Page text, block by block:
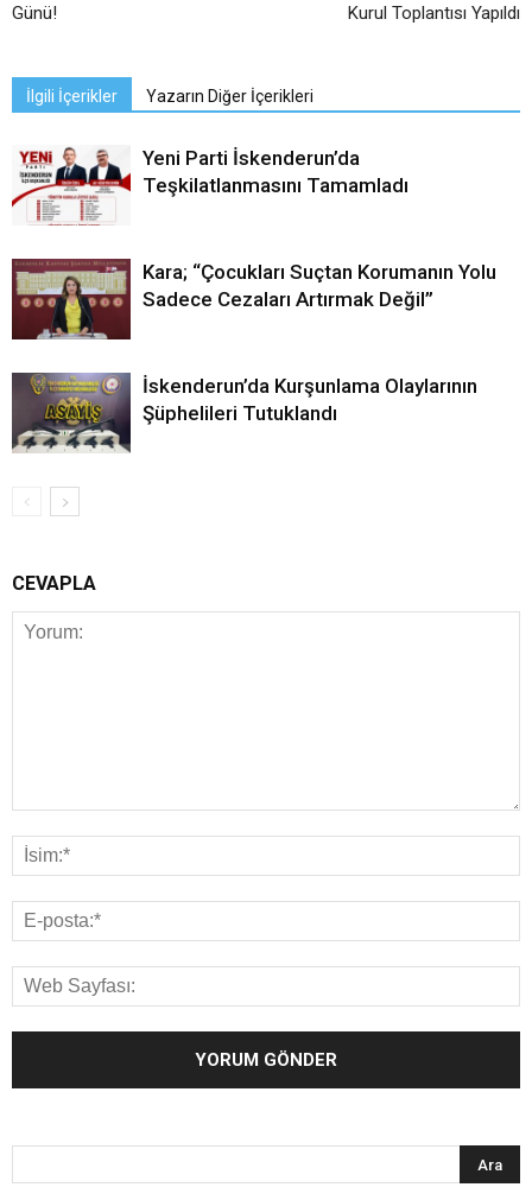
Günü!
Kurul Toplantısı Yapıldı
İlgili İçerikler Yazarın Diğer İçerikleri
Yeni Parti İskenderun’da
Teşkilatlanmasını Tamamladı
Kara; “Çocukları Suçtan Korumanın Yolu
Sadece Cezaları Artırmak Değil”
İskenderun’da Kurşunlama Olaylarının
Şüphelileri Tutuklandı
CEVAPLA